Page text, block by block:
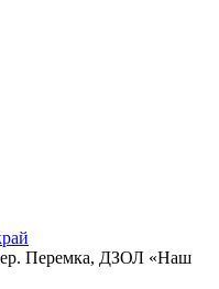
Перемка, ДЗОЛ «Наш